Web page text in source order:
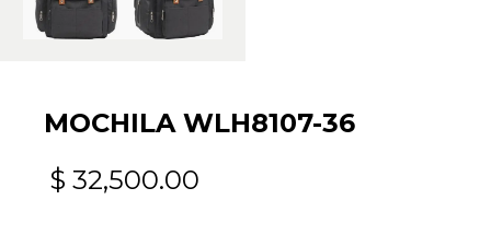
MOCHILA WLH8107-36
$ 32,500.00